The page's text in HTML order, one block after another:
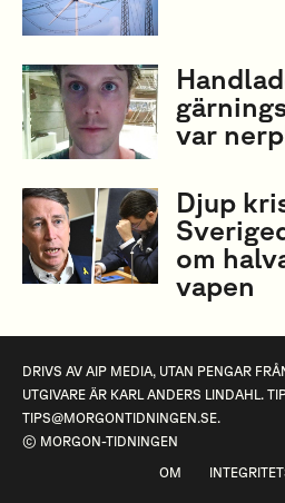
var
Djup
om
vapen
DRIVS AV AIP MEDIA, UTAN PENGAR
UTGIVARE ÄR KARL ANDERS LINDAHL.
TIPS@MORGONTIDNINGEN.SE.
© MORGON-TIDNINGEN
OM